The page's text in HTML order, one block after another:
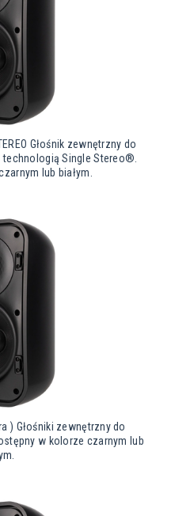
Głośnik zewnętrzny do
Single Stereo®.
lub białym.
) Głośniki zewnętrzny do
w kolorze czarnym lub